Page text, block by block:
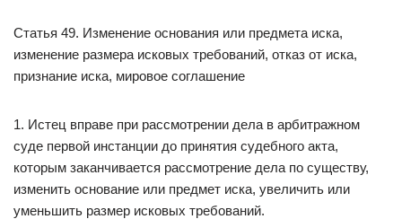
Статья 49. Изменение основания или предмета иска,
изменение размера исковых требований, отказ от иска,
признание иска, мировое соглашение
1. Истец вправе при рассмотрении дела в арбитражном
суде первой инстанции до принятия судебного акта,
которым заканчивается рассмотрение дела по существу,
изменить основание или предмет иска, увеличить или
уменьшить размер исковых требований.